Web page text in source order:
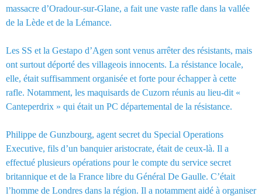
massacre d’Oradour-sur-Glane, a fait une vaste rafle dans la vallée
de la Lède et de la Lémance.
Les SS et la Gestapo d’Agen sont venus arrêter des résistants, mais
ont surtout déporté des villageois innocents. La résistance locale,
elle, était suffisamment organisée et forte pour échapper à cette
rafle. Notamment, les maquisards de Cuzorn réunis au lieu-dit «
Canteperdrix » qui était un PC départemental de la résistance.
Philippe de Gunzbourg, agent secret du Special Operations
Executive, fils d’un banquier aristocrate, était de ceux-là. Il a
effectué plusieurs opérations pour le compte du service secret
britannique et de la France libre du Général De Gaulle. C’était
l’homme de Londres dans la région. Il a notamment aidé à organiser